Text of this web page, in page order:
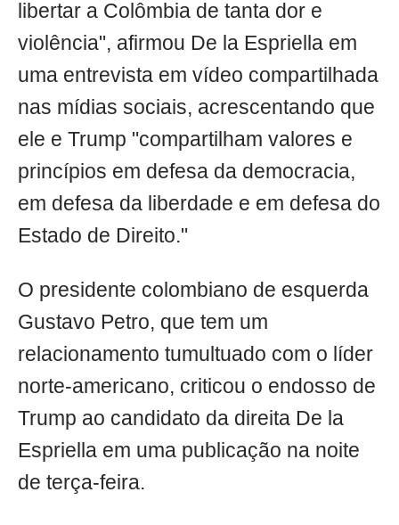
libertar a Colômbia de tanta dor e
violência", afirmou De la Espriella em
uma entrevista em vídeo compartilhada
nas mídias sociais, acrescentando que
ele e Trump "compartilham valores e
princípios em defesa da democracia,
em defesa da liberdade e em defesa do
Estado de Direito."
O presidente colombiano de esquerda
Gustavo Petro, que tem um
relacionamento tumultuado com o líder
norte-americano, criticou o endosso de
Trump ao candidato da direita De la
Espriella em uma publicação na noite
de terça-feira.